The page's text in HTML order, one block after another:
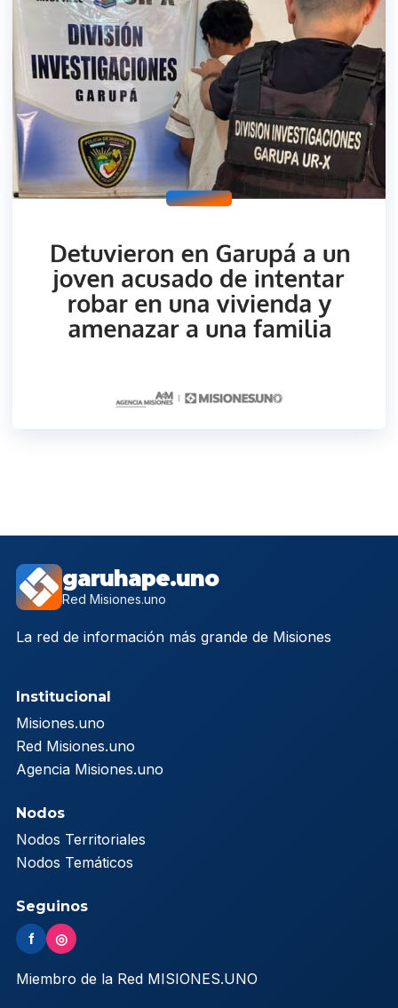
garuhape.uno
Red Misiones.uno
La red de información más grande de Misiones
Institucional
Misiones.uno
Red Misiones.uno
Agencia Misiones.uno
Nodos
Nodos Territoriales
Nodos Temáticos
Seguinos
f ◎
Miembro de la Red MISIONES.UNO